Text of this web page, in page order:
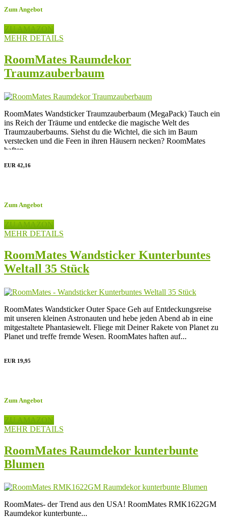
Zum Angebot
ZU AMAZON
MEHR DETAILS
RoomMates Raumdekor
Traumzauberbaum
RoomMates Wandsticker Traumzauberbaum (MegaPack) Tauch ein
ins Reich der Träume und entdecke die magische Welt des
Traumzauberbaums. Siehst du die Wichtel, die sich im Baum
verstecken und die Feen in ihren Häusern necken? RoomMates
haften...
EUR 42,16
Zum Angebot
ZU AMAZON
MEHR DETAILS
RoomMates Wandsticker Kunterbuntes
Weltall 35 Stück
RoomMates Wandsticker Outer Space Geh auf Entdeckungsreise
mit unseren kleinen Astronauten und hebe jeden Abend ab in eine
mitgestaltete Phantasiewelt. Fliege mit Deiner Rakete von Planet zu
Planet und treffe fremde Wesen. RoomMates haften auf...
EUR 19,95
Zum Angebot
ZU AMAZON
MEHR DETAILS
RoomMates Raumdekor kunterbunte
Blumen
RoomMates- der Trend aus den USA! RoomMates RMK1622GM
Raumdekor kunterbunte...